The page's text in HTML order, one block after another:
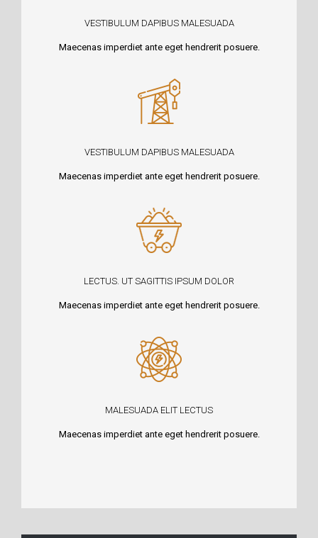
VESTIBULUM DAPIBUS MALESUADA
Maecenas imperdiet ante eget hendrerit posuere.
VESTIBULUM DAPIBUS MALESUADA
Maecenas imperdiet ante eget hendrerit posuere.
LECTUS. UT SAGITTIS IPSUM DOLOR
Maecenas imperdiet ante eget hendrerit posuere.
MALESUADA ELIT LECTUS
Maecenas imperdiet ante eget hendrerit posuere.